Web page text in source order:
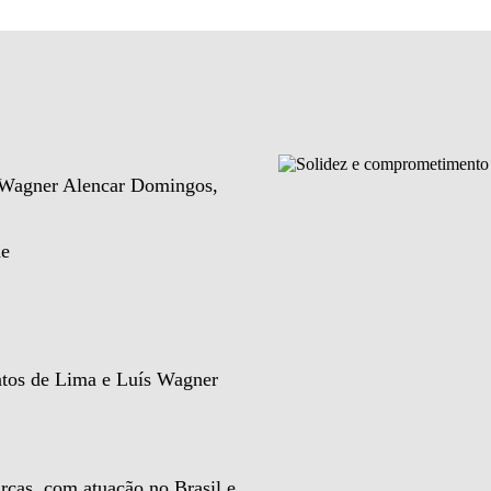
Alencar Domingos,
de Lima e Luís Wagner